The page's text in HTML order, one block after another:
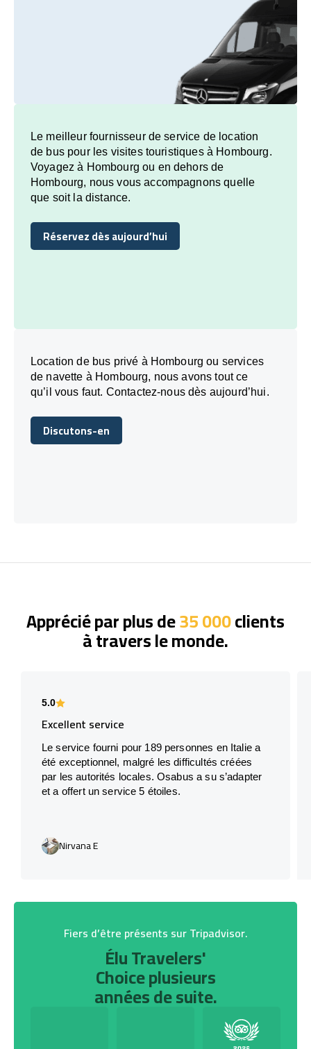
Le meilleur fournisseur de service de location
de bus pour les visites touristiques à Hombourg.
Voyagez à Hombourg ou en dehors de
Hombourg, nous vous accompagnons quelle
que soit la distance.
Réservez dès aujourd’hui
Réservez dès aujourd’hui
Location de bus privé à Hombourg ou services
de navette à Hombourg, nous avons tout ce
qu’il vous faut. Contactez-nous dès aujourd’hui.
Discutons-en
Discutons-en
Apprécié par plus de35 000clients
à travers le monde.
5.0
Excellent service
Le service fourni pour 189 personnes en Italie a
été exceptionnel, malgré les difficultés créées
par les autorités locales. Osabus a su s’adapter
et a offert un service 5 étoiles.
Nirvana E
Fiers d’être présents sur Tripadvisor.
Élu Travelers'
Choice plusieurs
années de suite.